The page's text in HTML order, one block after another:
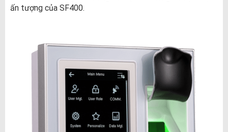
ấn tượng của SF400.